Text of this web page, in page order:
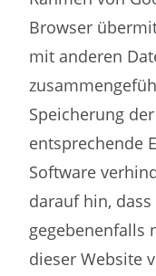
Browser
mit anderen
Speicherung
entsprechende
Software
darauf hin,
gegebenenfalls
dieser Website